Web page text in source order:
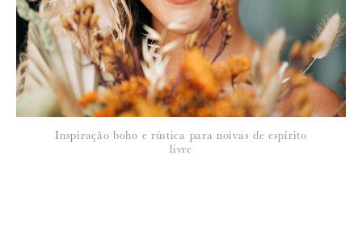
pouco provável que o rumo flua como idealizaram.
4 de Agosto de 2011
TERESA VILA VERDE
Que bonita cerimónia. Achei a conjugação de cores ousada, mas
resulta muito bem. Parabéns pela escolha.
Inspiração boho e rústica para noivas de espírito
livre